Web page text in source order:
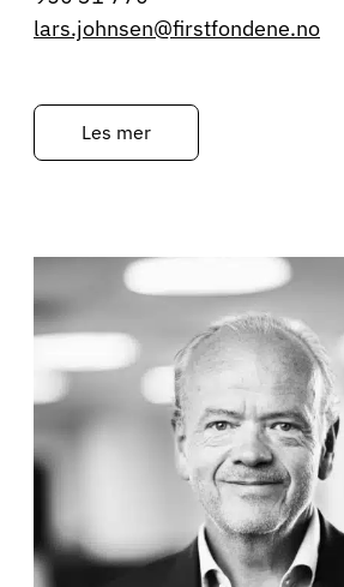
lars.johnsen@firstfondene.no
Les mer